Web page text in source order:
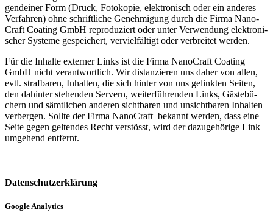
gend­ei­ner Form (Druck, Fo­to­ko­pie, elek­tro­nisch oder ein an­de­res
Ver­fah­ren) ohne schrift­li­che Ge­neh­mi­gung durch die Firma Na­no­
Craft Coa­ting GmbH re­pro­du­ziert oder unter Ver­wen­dung elek­tro­ni­
scher Sys­te­me ge­spei­chert, ver­viel­fäl­tigt oder ver­brei­tet wer­den.
Für die In­hal­te ex­ter­ner Links ist die Firma Na­no­Craft Coa­ting
GmbH nicht ver­ant­wort­lich. Wir dis­tan­zie­ren uns daher von allen,
evtl. straf­ba­ren, In­hal­ten, die sich hin­ter von uns ge­link­ten Sei­ten,
den da­hin­ter ste­hen­den Ser­vern, wei­ter­füh­ren­den Links, Gäs­te­bü­
chern und sämt­li­chen an­de­ren sicht­ba­ren und un­sicht­ba­ren In­hal­ten
ver­ber­gen. Soll­te der Firma Na­no­Craft be­kannt wer­den, dass eine
Seite gegen gel­ten­des Recht ver­stösst, wird der da­zu­ge­hö­ri­ge Link
um­ge­hend ent­fernt.
Datenschutzerklärung
Google Analytics